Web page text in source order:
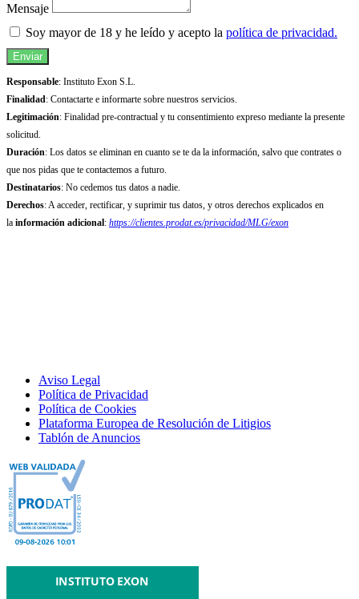
Mensaje
Soy mayor de 18 y he leído y acepto la política de privacidad.
Enviar
Responsable: Instituto Exon S.L.
Finalidad: Contactarte e informarte sobre nuestros servicios.
Legitimación: Finalidad pre-contractual y tu consentimiento expreso mediante la presente
solicitud.
Duración: Los datos se eliminan en cuanto se te da la información, salvo que contrates o
que nos pidas que te contactemos a futuro.
Destinatarios: No cedemos tus datos a nadie.
Derechos: A acceder, rectificar, y suprimir tus datos, y otros derechos explicados en
la información adicional: https://clientes.prodat.es/privacidad/MLG/exon
Aviso Legal
Política de Privacidad
Política de Cookies
Plataforma Europea de Resolución de Litigios
Tablón de Anuncios